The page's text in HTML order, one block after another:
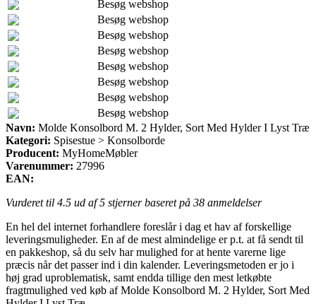
Besøg webshop
Besøg webshop
Besøg webshop
Besøg webshop
Besøg webshop
Besøg webshop
Besøg webshop
Besøg webshop
Navn: Molde Konsolbord M. 2 Hylder, Sort Med Hylder I Lyst Træ
Kategori: Spisestue > Konsolborde
Producent: MyHomeMøbler
Varenummer: 27996
EAN:
Vurderet til 4.5 ud af 5 stjerner baseret på 38 anmeldelser
En hel del internet forhandlere foreslår i dag et hav af forskellige
leveringsmuligheder. En af de mest almindelige er p.t. at få sendt til
en pakkeshop, så du selv har mulighed for at hente varerne lige
præcis når det passer ind i din kalender. Leveringsmetoden er jo i
høj grad uproblematisk, samt endda tillige den mest letkøbte
fragtmulighed ved køb af Molde Konsolbord M. 2 Hylder, Sort Med